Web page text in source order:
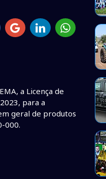
a Licença de
para a
geral de produtos
000.